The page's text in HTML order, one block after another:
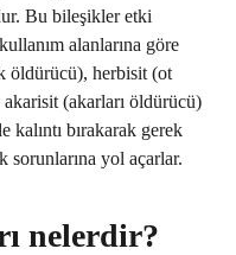
Bu bileşikler etki
alanlarına göre
öldürücü), herbisit (ot
(akarları öldürücü)
kalıntı bırakarak gerek
sorunlarına yol açarlar.
nelerdir?